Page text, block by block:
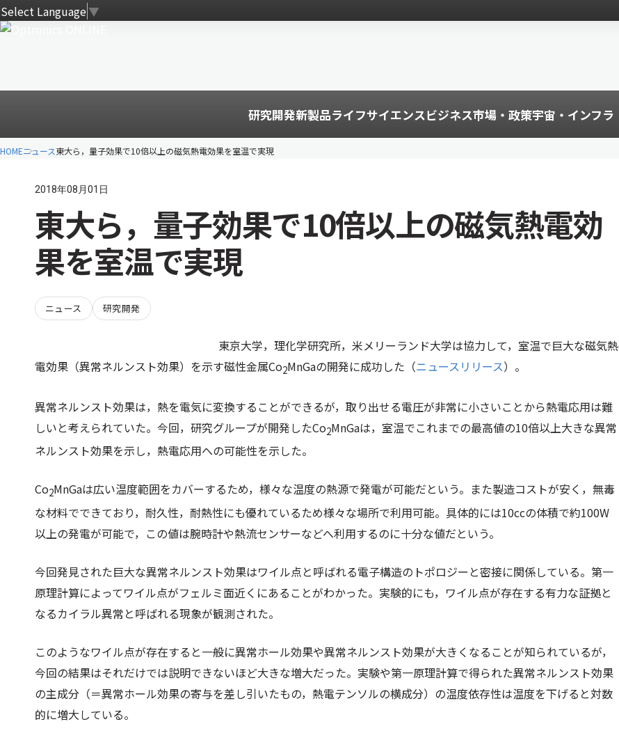
Select Language▼
研究開発新製品ライフサイエンスビジネス市場・政策宇宙・インフラ
HOMEニュース東大ら，量子効果で10倍以上の磁気熱電効果を室温で実現
2018年08月01日
東大ら，量子効果で10倍以上の磁気熱電効
果を室温で実現
ニュース 研究開発
東京大学，理化学研究所，米メリーランド大学は協力して，室温で巨大な磁気熱
電効果（異常ネルンスト効果）を示す磁性金属Co2MnGaの開発に成功した（ニュースリリース）。
異常ネルンスト効果は，熱を電気に変換することができるが，取り出せる電圧が非常に小さいことから熱電応用は難
しいと考えられていた。今回，研究グループが開発したCo2MnGaは，室温でこれまでの最高値の10倍以上大きな異常
ネルンスト効果を示し，熱電応用への可能性を示した。
Co2MnGaは広い温度範囲をカバーするため，様々な温度の熱源で発電が可能だという。また製造コストが安く，無毒
な材料でできており，耐久性，耐熱性にも優れているため様々な場所で利用可能。具体的には10ccの体積で約100W
以上の発電が可能で，この値は腕時計や熱流センサーなどへ利用するのに十分な値だという。
今回発見された巨大な異常ネルンスト効果はワイル点と呼ばれる電子構造のトポロジーと密接に関係している。第一
原理計算によってワイル点がフェルミ面近くにあることがわかった。実験的にも，ワイル点が存在する有力な証拠と
なるカイラル異常と呼ばれる現象が観測された。
このようなワイル点が存在すると一般に異常ホール効果や異常ネルンスト効果が大きくなることが知られているが，
今回の結果はそれだけでは説明できないほど大きな増大だった。実験や第一原理計算で得られた異常ネルンスト効果
の主成分（＝異常ホール効果の寄与を差し引いたもの，熱電テンソルの横成分）の温度依存性は温度を下げると対数
的に増大している。